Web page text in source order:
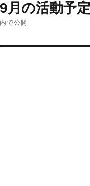
9月の活動予定
内で公開